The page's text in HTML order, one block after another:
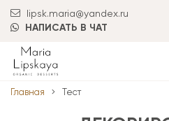
lipsk.maria@yandex.ru
НАПИСАТЬ В ЧАТ
Главная Тест